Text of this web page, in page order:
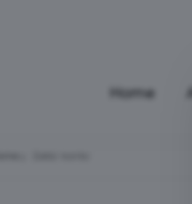
Home